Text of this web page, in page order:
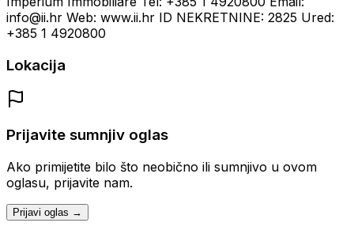
info@ii.hr Web: www.ii.hr ID NEKRETNINE: 2825 Ured:
+385 1 4920800
Lokacija
Prijavite sumnjiv oglas
Ako primijetite bilo što neobično ili sumnjivo u ovom
oglasu, prijavite nam.
Prijavi oglas →